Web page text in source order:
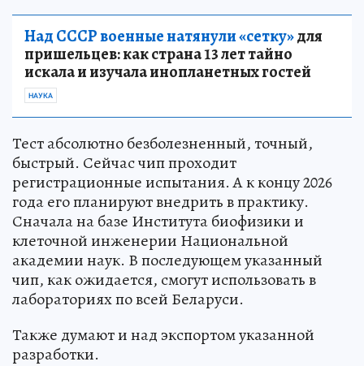
Над СССР военные натянули «сетку»для
пришельцев: как страна 13 лет тайно
искала и изучала инопланетных гостей
НАУКА
Тест абсолютно безболезненный, точный,
быстрый. Сейчас чип проходит
регистрационные испытания. А к концу 2026
года его планируют внедрить в практику.
Сначала на базе Института биофизики и
клеточной инженерии Национальной
академии наук. В последующем указанный
чип, как ожидается, смогут использовать в
лабораториях по всей Беларуси.
Также думают и над экспортом указанной
разработки.